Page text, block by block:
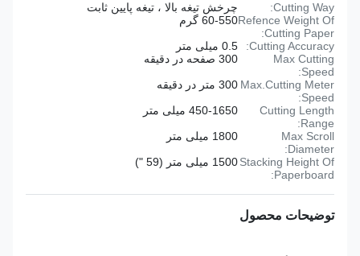
Cutting Way:
چرخش تیغه بالا ، تیغه پایین ثابت
Refence Weight Of
Cutting Paper:
60-550 گرم
Cutting Accuracy:
0.5 میلی متر
Max Cutting
Speed:
Max.Cutting Meter
Speed:
300 متر در دقیقه
Cutting Length
Range:
450-1650 میلی متر
Max Scroll
Diameter:
Stacking Height Of
Paperboard:
1500 میلی متر (59 ")
توضیحات محصول